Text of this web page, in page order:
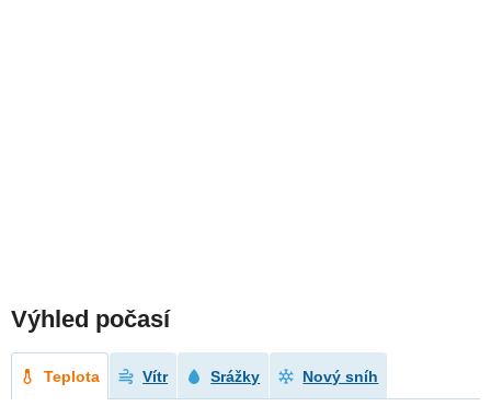
Výhled počasí
Teplota Vítr Srážky Nový sníh